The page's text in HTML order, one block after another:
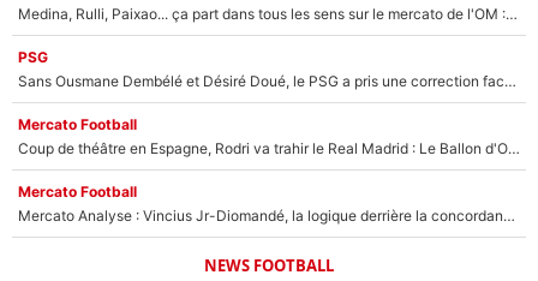
Medina, Rulli, Paixao... ça part dans tous les sens sur le mercato de l'OM : Frank McCourt va enfin récupérer l'argent qu'il attend ?
PSG
Sans Ousmane Dembélé et Désiré Doué, le PSG a pris une correction face à Majorque : Luis Enrique attend avec impatience des renforts !
Mercato Football
Coup de théâtre en Espagne, Rodri va trahir le Real Madrid : Le Ballon d'Or a choisi de signer au FC Barcelone !
Mercato Football
Mercato Analyse : Vincius Jr-Diomandé, la logique derrière la concordance des temps
NEWS FOOTBALL